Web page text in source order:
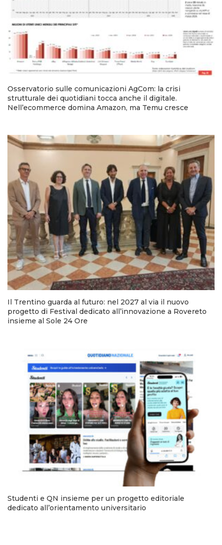
Osservatorio sulle comunicazioni AgCom: la crisi
strutturale dei quotidiani tocca anche il digitale.
Nell’ecommerce domina Amazon, ma Temu cresce
Il Trentino guarda al futuro: nel 2027 al via il nuovo
progetto di Festival dedicato all’innovazione a Rovereto
insieme al Sole 24 Ore
Studenti e QN insieme per un progetto editoriale
dedicato all’orientamento universitario